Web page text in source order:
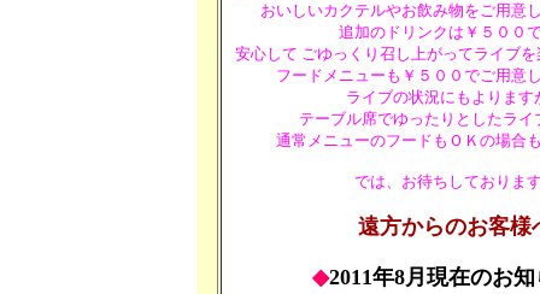
おいしいカクテルやお飲み物をご用意
追加のドリンクは￥５００
安心して ごゆっくり召し上がってライブ
フードメニューも￥５００でご用意
ライブの状況にもよります
テーブル席でゆったりとしたライ
通常メニューのフードもＯＫの場合
では、お待ちしておりま
遠方からのお客様
◆2011年8月現在のお